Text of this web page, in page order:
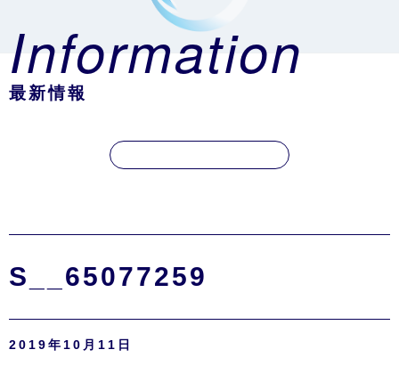
Information
最新情報
S__65077259
2019年10月11日